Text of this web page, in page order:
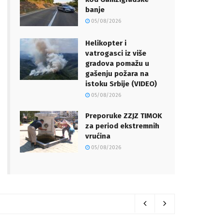
banje
05/08/2026
Helikopter i
vatrogasci iz više
gradova pomažu u
gašenju požara na
istoku Srbije (VIDEO)
05/08/2026
Preporuke ZZJZ TIMOK
za period ekstremnih
vrućina
05/08/2026